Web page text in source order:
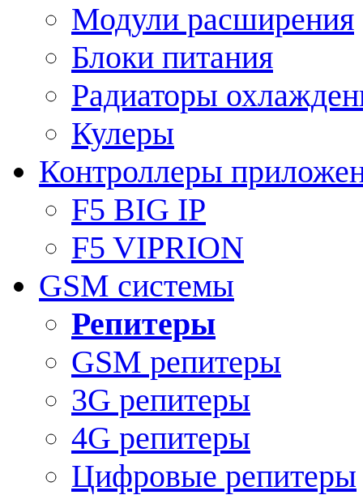
Модули расширения
Блоки питания
Радиаторы
Кулеры
Контроллеры
F5 BIG IP
F5 VIPRION
GSM системы
Репитеры
GSM репитеры
3G репитеры
4G репитеры
Цифровые репитеры